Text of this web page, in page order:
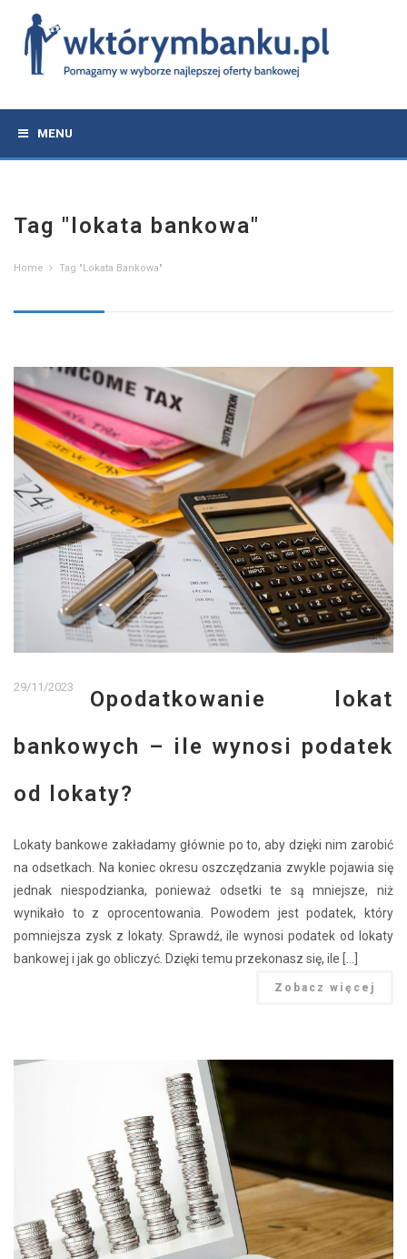
MENU
Tag "lokata bankowa"
Home Tag "lokata Bankowa"
29/11/2023
Opodatkowanie lokat
bankowych – ile wynosi podatek
od lokaty?
Lokaty bankowe zakładamy głównie po to, aby dzięki nim zarobić
na odsetkach. Na koniec okresu oszczędzania zwykle pojawia się
jednak niespodzianka, ponieważ odsetki te są mniejsze, niż
wynikało to z oprocentowania. Powodem jest podatek, który
pomniejsza zysk z lokaty. Sprawdź, ile wynosi podatek od lokaty
bankowej i jak go obliczyć. Dzięki temu przekonasz się, ile […]
Zobacz więcej